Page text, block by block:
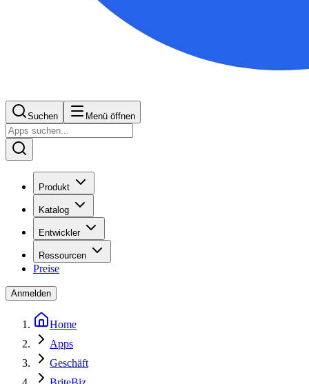
Suchen Menü öffnen
Produkt
Katalog
Entwickler
Ressourcen
Preise
Anmelden
Home
Apps
Geschäft